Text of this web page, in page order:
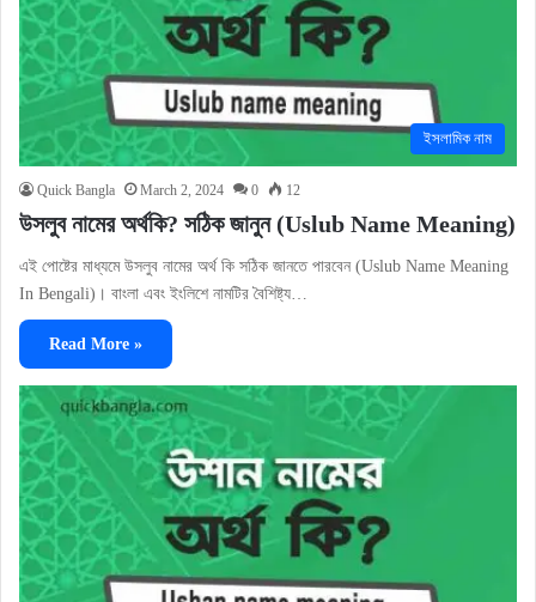
ইসলামিক নাম
Quick Bangla March 2, 2024 0 12
উসলুব নামের অর্থকি? সঠিক জানুন (Uslub Name Meaning)
এই পোষ্টের মাধ্যমে উসলুব নামের অর্থ কি সঠিক জানতে পারবেন (Uslub Name Meaning
In Bengali)। বাংলা এবং ইংলিশে নামটির বৈশিষ্ট্য…
Read More »